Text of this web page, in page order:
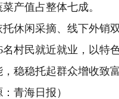
产值占整体七成。
闲采摘、线下外销双
名村民就近就业，以特
稳稳托起群众增收致富
海日报）